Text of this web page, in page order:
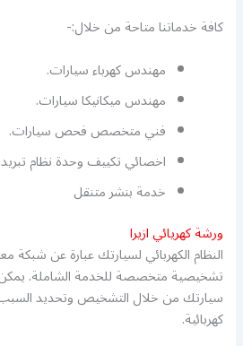
كافة خدماتنا متاحة من خلال:-
مهندس كهرباء سيارات.
مهندس ميكانيكا سيارات.
فني متخصص فحص سيارات.
اخصائي تكييف وحدة نظام تبريد
خدمة بنشر متنقل
ورشة كهريائي ازيرا
النظام الكهربائي لسيارتك عبارة عن
تشخيصية متخصصة للخدمة الشاملة. يمكن
سيارتك من خلال التشخيص وتحديد
كهربائية.